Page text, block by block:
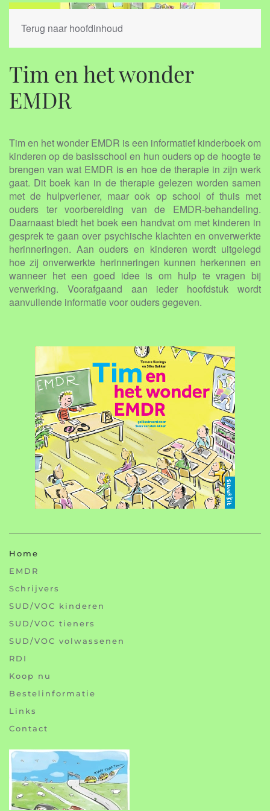
Terug naar hoofdinhoud
Tim en het wonder
EMDR
Tim en het wonder EMDR is een informatief kinderboek om
kinderen op de basisschool en hun ouders op de hoogte te
brengen van wat EMDR is en hoe de therapie in zijn werk
gaat. Dit boek kan in de therapie gelezen worden samen
met de hulpverlener, maar ook op school of thuis met
ouders ter voorbereiding van de EMDR-behandeling.
Daarnaast biedt het boek een handvat om met kinderen in
gesprek te gaan over psychische klachten en onverwerkte
herinneringen. Aan ouders en kinderen wordt uitgelegd
hoe zij onverwerkte herinneringen kunnen herkennen en
wanneer het een goed idee is om hulp te vragen bij
verwerking. Voorafgaand aan ieder hoofdstuk wordt
aanvullende informatie voor ouders gegeven.
Home
EMDR
Schrijvers
SUD/VOC kinderen
SUD/VOC tieners
SUD/VOC volwassenen
RDI
Koop nu
Bestelinformatie
Links
Contact